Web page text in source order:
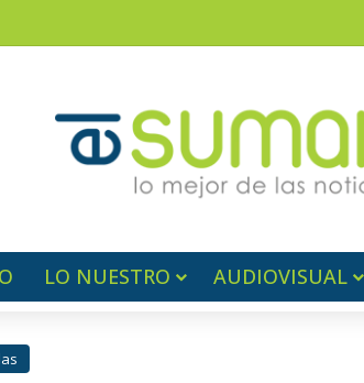
LO NUESTRO AUDIOVISUAL